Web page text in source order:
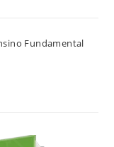
Fundamental